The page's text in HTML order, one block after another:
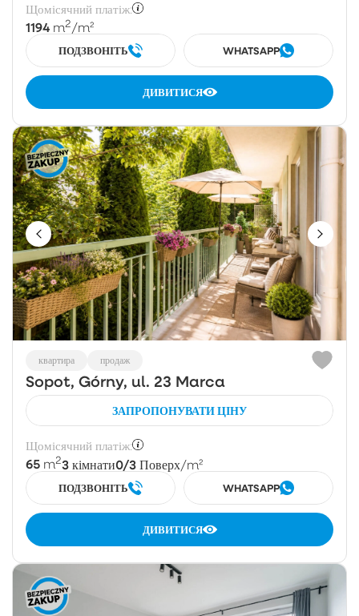
Щомісячний платіж:
1194 m2/m²
ПОДЗВОНІТЬ WHATSAPP
ДИВИТИСЯ
квартира продаж
Sopot, Górny, ul. 23 Marca
ЗАПРОПОНУВАТИ ЦІНУ
Щомісячний платіж:
65 m23 кімнати0/3 Поверх/m²
ПОДЗВОНІТЬ WHATSAPP
ДИВИТИСЯ